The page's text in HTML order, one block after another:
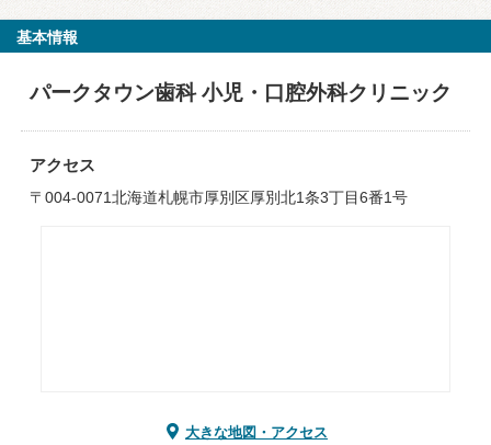
基本情報
パークタウン歯科 小児・口腔外科クリニック
アクセス
〒004-0071北海道札幌市厚別区厚別北1条3丁目6番1号
大きな地図・アクセス